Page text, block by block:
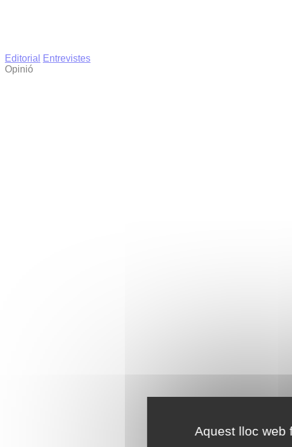
Aquest lloc web
Editorial
Entrevistes
Opinió